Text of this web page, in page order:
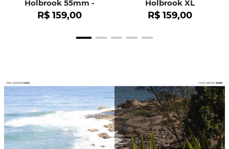
Holbrook 55mm -
OO9102
R$ 159,00
Holbrook XL
R$ 159,00